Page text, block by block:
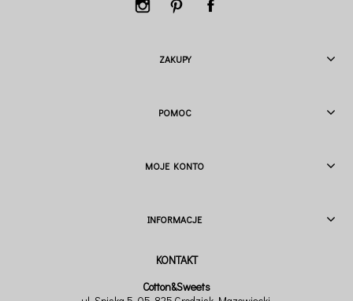
ZAKUPY
POMOC
MOJE KONTO
INFORMACJE
Cotton&Sweets